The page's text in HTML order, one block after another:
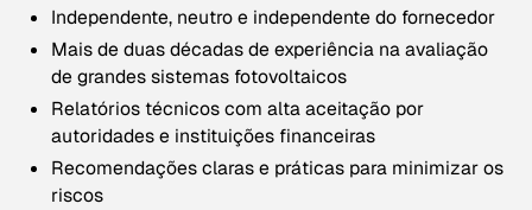
Independente, neutro e independente do fornecedor
Mais de duas décadas de experiência na avaliação
de grandes sistemas fotovoltaicos
Relatórios técnicos com alta aceitação por
autoridades e instituições financeiras
Recomendações claras e práticas para minimizar os
riscos